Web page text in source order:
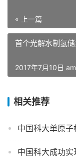
« 上一篇
首个光解水制氢
2017年7月10日
相关推荐
中国科大单原
中国科大成功